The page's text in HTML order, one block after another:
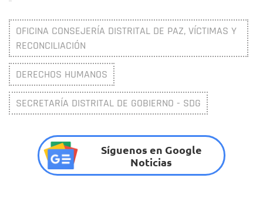
OFICINA CONSEJERÍA DISTRITAL DE PAZ, VÍCTIMAS Y
RECONCILIACIÓN
DERECHOS HUMANOS
SECRETARÍA DISTRITAL DE GOBIERNO - SDG
Síguenos en Google
Noticias